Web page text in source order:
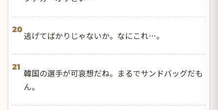
20
逃げてばかりじゃないか。なにこれ…。
21
韓国の選手が可哀想だね。まるでサンドバッグだも
ん。